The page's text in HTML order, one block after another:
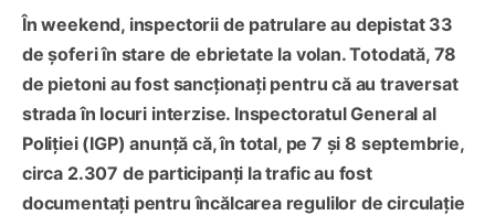
În weekend, inspectorii de patrulare au depistat 33
de șoferi în stare de ebrietate la volan. Totodată, 78
de pietoni au fost sancționați pentru că au traversat
strada în locuri interzise. Inspectoratul General al
Poliției (IGP) anunță că, în total, pe 7 și 8 septembrie,
circa 2.307 de participanți la trafic au fost
documentați pentru încălcarea regulilor de circulație